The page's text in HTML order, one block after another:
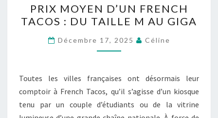
MOYEN
D’UN
FRENCH
TACOS
DU
TAILLE
M
PRIX MOYEN D’UN FRENCH
TACOS : DU TAILLE M AU GIGA
Décembre 17, 2025 Céline
Toutes les villes françaises ont désormais leur
comptoir à French Tacos, qu’il s’agisse d’un kiosque
tenu par un couple d’étudiants ou de la vitrine